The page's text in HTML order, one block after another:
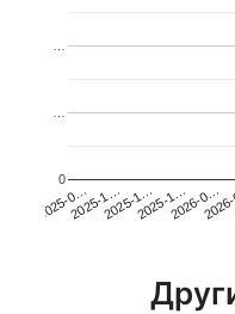
2025-0…2025-1…2025-1…2025-1…2026-0…
0
…
…